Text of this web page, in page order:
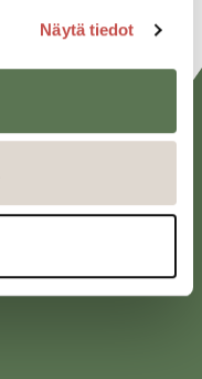
Näytä tiedot